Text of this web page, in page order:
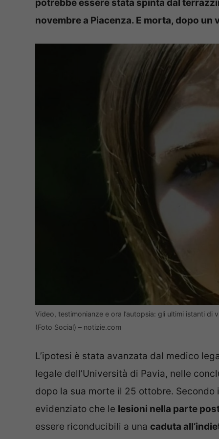
potrebbe essere stata spinta dal
novembre a Piacenza. E morta, dopo un
Video, testimonianze e ora l’autopsia: gli ultimi istanti
(Foto Social) – notizie.com
L’ipotesi è stata avanzata dal medico
legale dell’Università di Pavia, nelle
dopo la sua morte il 25 ottobre. Secondo
evidenziato che le lesioni nella parte
essere riconducibili a una caduta